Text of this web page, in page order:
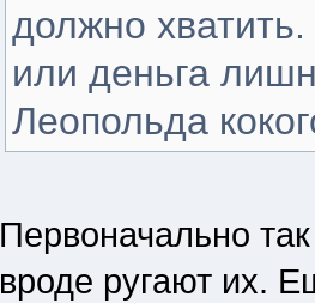
должно
или деньга
Леопольда
Первоначально
вроде ругают их.